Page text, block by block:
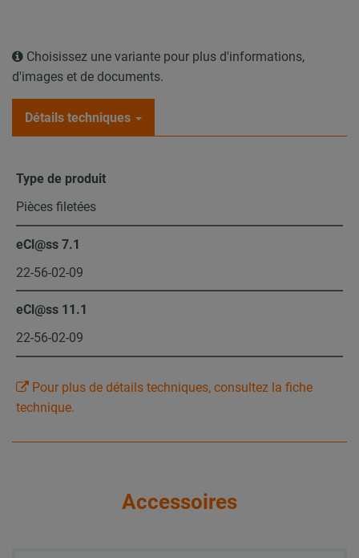
Choisissez une variante pour plus d'informations,
d'images et de documents.
Détails techniques
Type de produit
Pièces filetées
eCl@ss 7.1
22-56-02-09
eCl@ss 11.1
22-56-02-09
Pour plus de détails techniques, consultez la fiche
technique.
Accessoires